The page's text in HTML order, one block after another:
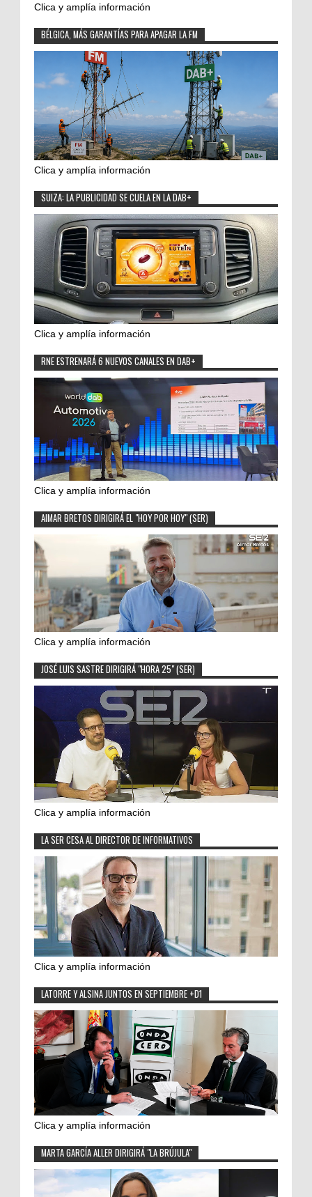
Clica y amplía información
BÉLGICA, MÁS GARANTÍAS PARA APAGAR LA FM
Clica y amplía información
SUIZA: LA PUBLICIDAD SE CUELA EN LA DAB+
Clica y amplía información
RNE ESTRENARÁ 6 NUEVOS CANALES EN DAB+
Clica y amplía información
AIMAR BRETOS DIRIGIRÁ EL "HOY POR HOY" (SER)
Clica y amplía información
JOSÉ LUIS SASTRE DIRIGIRÁ "HORA 25" (SER)
Clica y amplía información
LA SER CESA AL DIRECTOR DE INFORMATIVOS
Clica y amplía información
LATORRE Y ALSINA JUNTOS EN SEPTIEMBRE +D1
Clica y amplía información
MARTA GARCÍA ALLER DIRIGIRÁ "LA BRÚJULA"